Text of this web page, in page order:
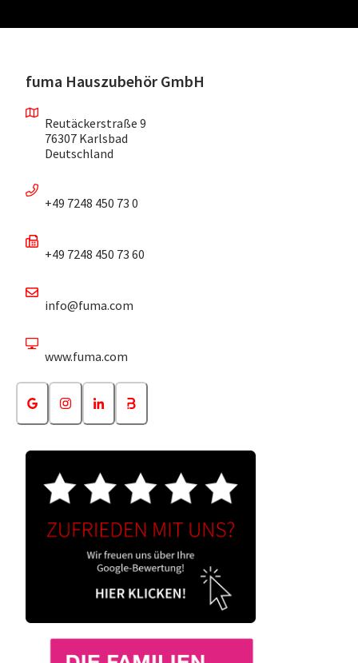
fuma Hauszubehör GmbH
Reutäckerstraße 9
76307 Karlsbad
Deutschland
+49 7248 450 73 0
+49 7248 450 73 60
info@fuma.com
www.fuma.com